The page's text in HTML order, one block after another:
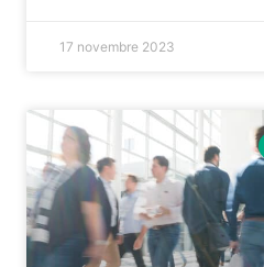
17 novembre 2023